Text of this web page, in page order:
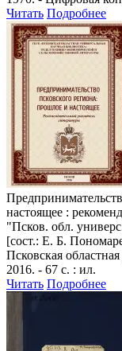
Читать Подробнее
настоящее :
"Псков. обл.
[сост.: Е. Б.
Псковская
2016. - 67 с. : ил.
Читать Подробнее